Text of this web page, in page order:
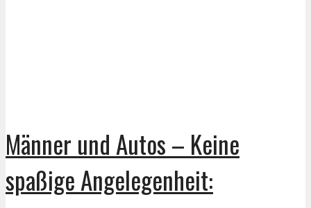
Männer und Autos – Keine
spaßige Angelegenheit: